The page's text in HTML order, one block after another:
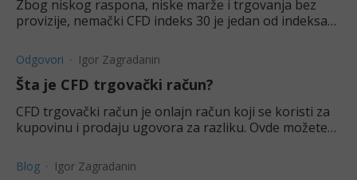
Zbog niskog raspona, niske marže i trgovanja bez
provizije, nemački CFD indeks 30 je jedan od indeksa
Odgovori Igor Zagradanin
Šta je CFD trgovački račun?
CFD trgovački račun je onlajn račun koji se koristi za
kupovinu i prodaju ugovora za razliku. Ovde možete
Blog Igor Zagradanin